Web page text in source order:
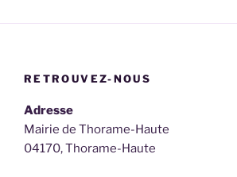
RETROUVEZ-NOUS
Adresse
Mairie de Thorame-Haute
04170, Thorame-Haute